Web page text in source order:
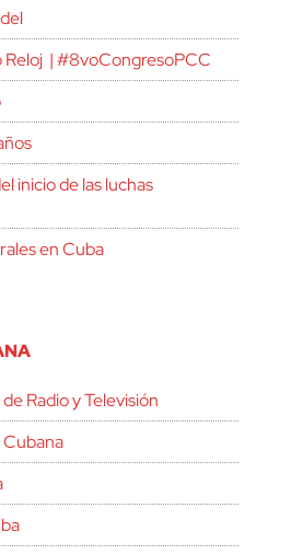
Reloj | #8voCongresoPCC
inicio de las luchas
en Cuba
Radio y Televisión
Cubana